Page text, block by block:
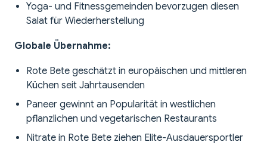
Yoga- und Fitnessgemeinden bevorzugen diesen
Salat für Wiederherstellung
Globale Übernahme:
Rote Bete geschätzt in europäischen und mittleren
Küchen seit Jahrtausenden
Paneer gewinnt an Popularität in westlichen
pflanzlichen und vegetarischen Restaurants
Nitrate in Rote Bete ziehen Elite-Ausdauersportler